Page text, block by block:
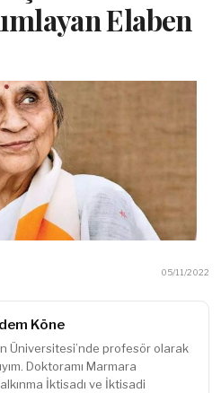
Elaben
05/11/2022
Köne
Üniversitesi’nde profesör olarak
Doktoramı Marmara
İktisadı ve İktisadi